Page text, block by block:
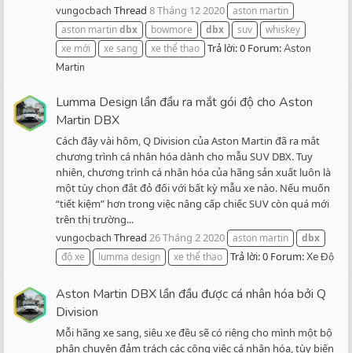
vungocbach Thread 8 Tháng 12 2020 aston martin
aston martindbx bowmore dbx suv
whiskey
xe mới
xe sang xe thể thao Trả lời: 0 Forum:Aston
Martin
Lumma Design lần đầu ra mắt gói độ cho Aston
Martin DBX
Cách đây vài hôm, Q Division của Aston Martin đã ra mắt
chương trình cá nhân hóa dành cho mẫu SUV DBX. Tuy
nhiên, chương trình cá nhân hóa của hãng sản xuất luôn là
một tùy chọn đắt đỏ đối với bất kỳ mẫu xe nào. Nếu muốn
“tiết kiệm” hơn trong việc nâng cấp chiếc SUV còn quá mới
trên thị trường...
vungocbach Thread 26 Tháng 2 2020 aston martin
dbx
độ xe
lumma design xe thể thao Trả lời: 0 Forum:Xe Độ
Aston Martin DBX lần đầu được cá nhân hóa bởi Q
Division
Mỗi hãng xe sang, siêu xe đều sẽ có riêng cho mình một bộ
phận chuyên đảm trách các công việc cá nhân hóa, tùy biến